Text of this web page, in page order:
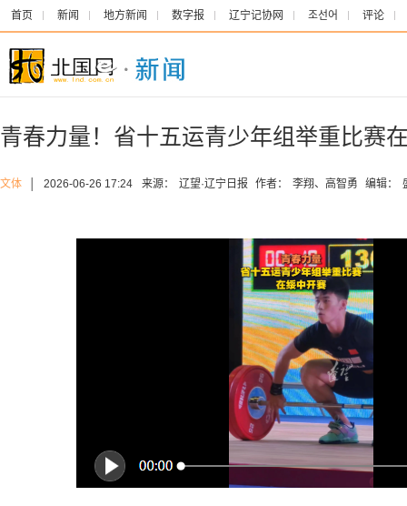
首页 新闻 地方新闻 数字报 辽宁记协网 조선어 评论
青春力量！省十五运青少年组举重比赛
文体 2026-06-26 17:24 来源： 辽望·辽宁日报 作者： 李翔、高智勇 编辑：